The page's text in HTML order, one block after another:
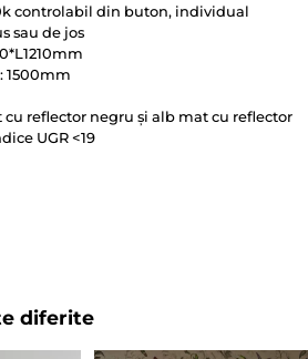
controlabil din buton, individual
sau de jos
1500mm
cu reflector negru și alb mat cu reflector
UGR <19
diferite